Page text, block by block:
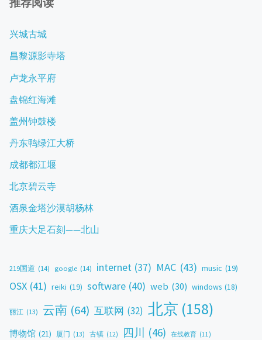
兴城古城
昌黎源影寺塔
卢龙永平府
盘锦红海滩
盖州钟鼓楼
丹东鸭绿江大桥
成都都江堰
北京碧云寺
酒泉金塔沙漠胡杨林
重庆大足石刻——北山
219国道 (14) google (14) internet (37) MAC (43) music (19)
OSX (41) reiki (19) software (40) web (30) windows (18)
丽江 (13) 云南 (64) 互联网 (32) 北京 (158)
博物馆 (21) 厦门 (13) 古镇 (12) 四川 (46) 在线教育 (11)